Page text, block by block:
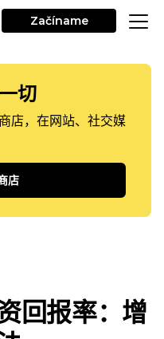
Začíname
切
店，在网站、社交媒
店
回报率：增